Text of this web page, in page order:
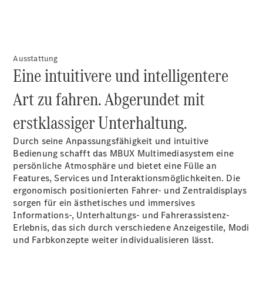
Limousine
S-Klasse
Lang
Maybach S-
Klasse
Konfigurator
Mercedes-
Benz Store
SUV
Ausstattung
Eine intuitivere und intelligentere
Art zu fahren. Abgerundet mit
erstklassiger Unterhaltung.
Durch seine Anpassungsfähigkeit und intuitive
Bedienung schafft das MBUX Multimediasystem eine
persönliche Atmosphäre und bietet eine Fülle an
Features, Services und Interaktionsmöglichkeiten. Die
ergonomisch positionierten Fahrer- und Zentraldisplays
sorgen für ein ästhetisches und immersives
Informations-, Unterhaltungs- und Fahrerassistenz-
Erlebnis, das sich durch verschiedene Anzeigestile, Modi
und Farbkonzepte weiter individualisieren lässt.